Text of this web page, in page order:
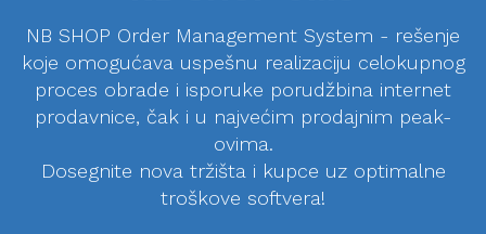
NB SHOP Order Management System - rešenje
koje omogućava uspešnu realizaciju celokupnog
proces obrade i isporuke porudžbina internet
prodavnice, čak i u najvećim prodajnim peak-
ovima.
Dosegnite nova tržišta i kupce uz optimalne
troškove softvera!